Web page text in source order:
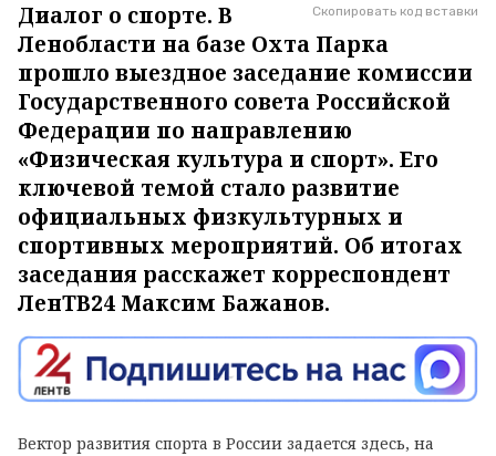
Скопировать код вставки
Диалог о спорте. В
Ленобласти на базе Охта Парка
прошло выездное заседание комиссии
Государственного совета Российской
Федерации по направлению
«Физическая культура и спорт». Его
ключевой темой стало развитие
официальных физкультурных и
спортивных мероприятий. Об итогах
заседания расскажет корреспондент
ЛенТВ24 Максим Бажанов.
Вектор развития спорта в России задается здесь, на